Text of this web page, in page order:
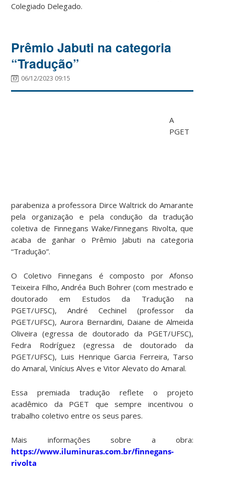
Colegiado Delegado.
Prêmio Jabuti na categoria
“Tradução”
06/12/2023 09:15
A
PGET
parabeniza a professora Dirce Waltrick do Amarante
pela organização e pela condução da tradução
coletiva de Finnegans Wake/Finnegans Rivolta, que
acaba de ganhar o Prêmio Jabuti na categoria
“Tradução”.
O Coletivo Finnegans é composto por Afonso
Teixeira Filho, Andréa Buch Bohrer (com mestrado e
doutorado em Estudos da Tradução na
PGET/UFSC), André Cechinel (professor da
PGET/UFSC), Aurora Bernardini, Daiane de Almeida
Oliveira (egressa de doutorado da PGET/UFSC),
Fedra Rodríguez (egressa de doutorado da
PGET/UFSC), Luis Henrique Garcia Ferreira, Tarso
do Amaral, Vinícius Alves e Vitor Alevato do Amaral.
Essa premiada tradução reflete o projeto
acadêmico da PGET que sempre incentivou o
trabalho coletivo entre os seus pares.
Mais informações sobre a obra:
https://www.iluminuras.com.br/finnegans-
rivolta